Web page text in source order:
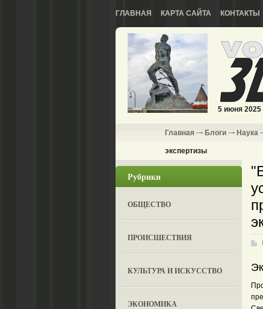
ГЛАВНАЯ КАРТА САЙТА КОНТАКТЫ
5 июня 2025
Главная Блоги Наука
экспертизы
Рубрики
ОБЩЕСТВО
ПРОИСШЕСТВИЯ
КУЛЬТУРА И ИСКУССТВО
ЭКОНОМИКА